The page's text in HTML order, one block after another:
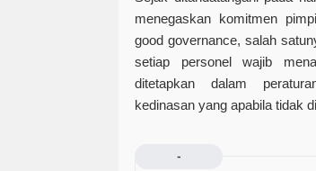
menegaskan komitmen
good governance, salah
setiap personel wajib
ditetapkan dalam
kedinasan yang apabila tidak
-